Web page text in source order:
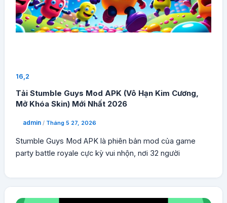
16,2
Tải Stumble Guys Mod APK (Vô Hạn Kim Cương,
Mở Khóa Skin) Mới Nhất 2026
admin / Tháng 5 27, 2026
Stumble Guys Mod APK là phiên bản mod của game
party battle royale cực kỳ vui nhộn, nơi 32 người